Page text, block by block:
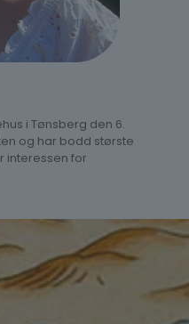
i Tønsberg den 6.
og har bodd største
interessen for